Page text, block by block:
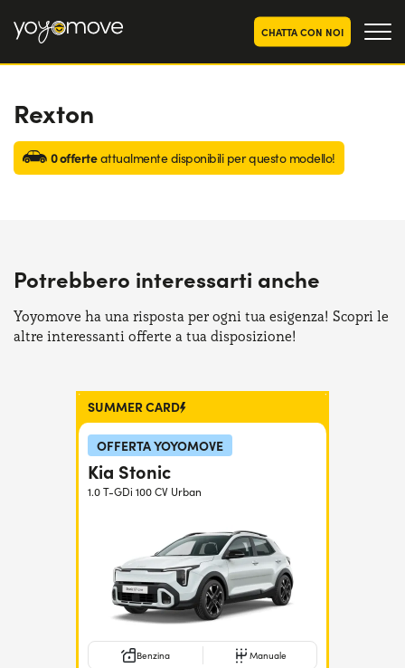
CHATTA CON NOI
OFFERTE NOLEGGIO
Privati
Aziende e P.IVA
OFFERTE NOLEGGIO
AUTO USATE
Lavora con noi
PERCHÉ CONVIENE
Serve assistenza? 800595799
Rexton
0 offerteattualmente disponibili per questo modello!
Potrebbero interessarti anche
Yoyomove ha una risposta per ogni tua esigenza! Scopri le
altre interessanti offerte a tua disposizione!
SUMMER CARD
OFFERTA YOYOMOVE
Kia Stonic
1.0 T-GDi 100 CV Urban
Benzina Manuale